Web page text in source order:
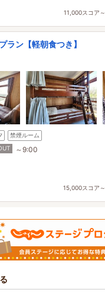
11,000スコア～
ラン【軽朝食つき】
禁煙ルーム
～9:00
15,000スコア～